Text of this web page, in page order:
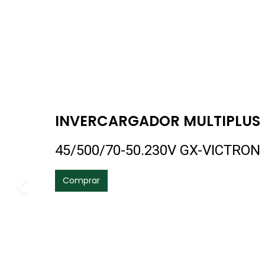
INVERCARGADOR MULTIPLUS
45/500/70-50.230V GX-VICTRON
Comprar